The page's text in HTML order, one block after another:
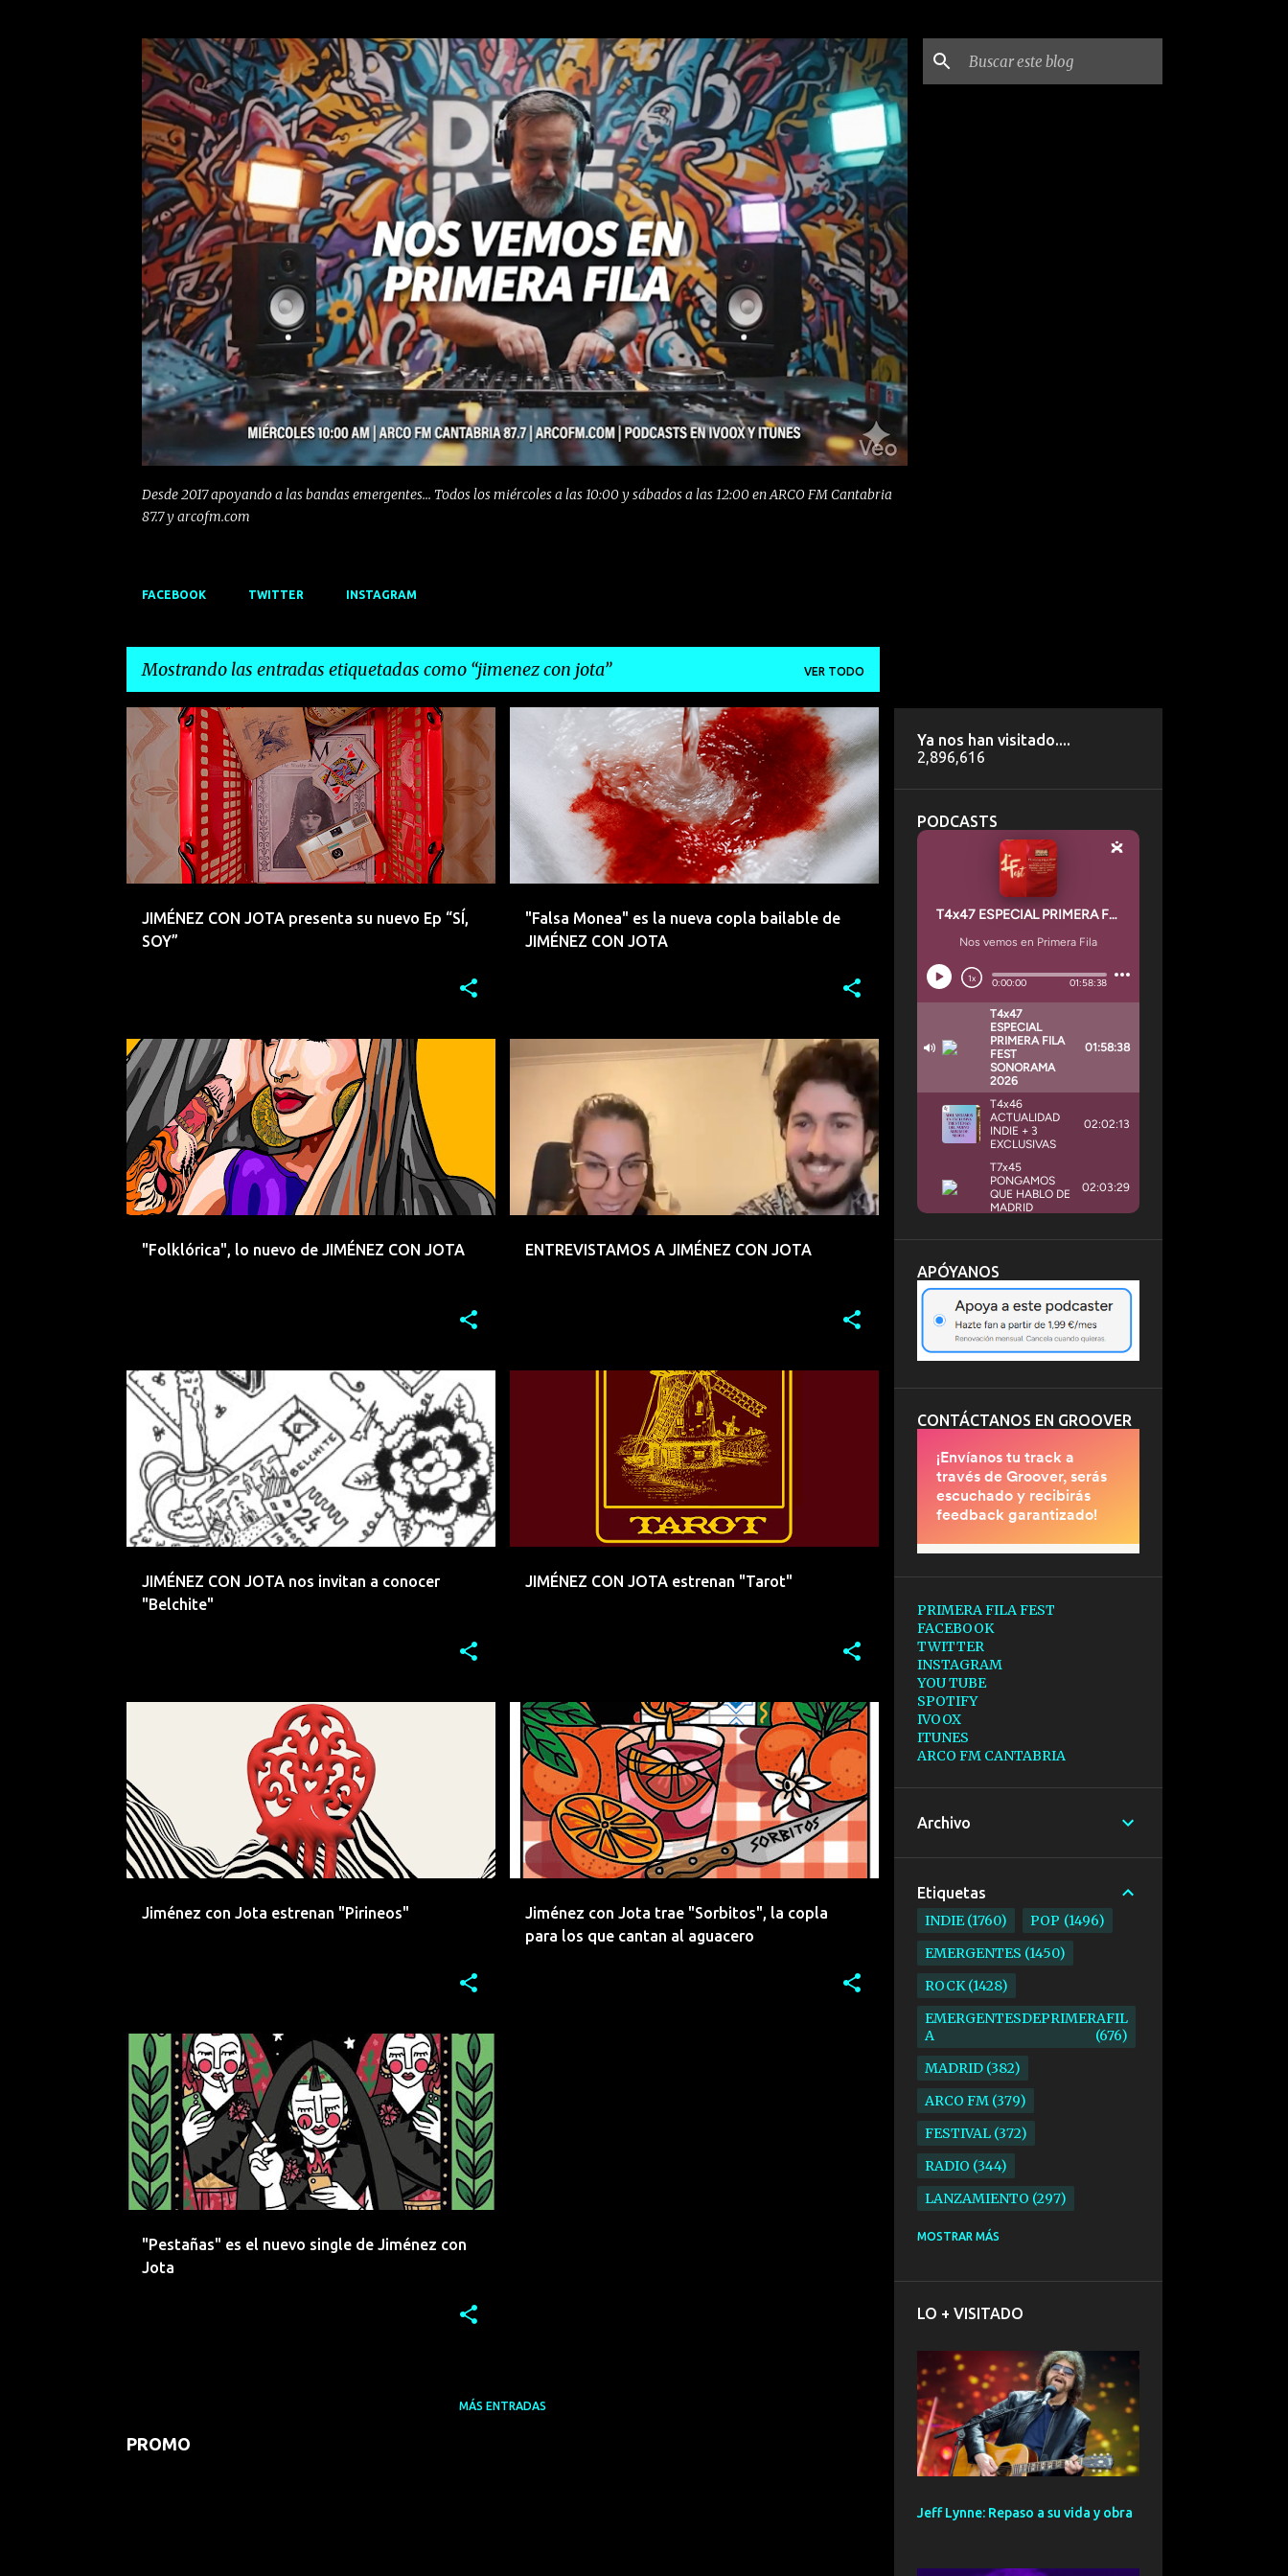
Desde 2017 apoyando a las bandas emergentes... Todos los miércoles a las 10:00 y sábados a las 12:00 en ARCO FM Cantabria
87.7 y arcofm.com
FACEBOOK TWITTER INSTAGRAM
Mostrando las entradas etiquetadas como jimenez con jota VER TODO
E
n
t
r
a
d
JIMÉNEZ CON JOTA presenta su nuevo Ep “SÍ,
SOY”
CANTABRIA COPLA ELECTROINDIE 7
"Falsa Monea" es la nueva copla bailable de
JIMÉNEZ CON JOTA
CANTABRIA COPLA ELECTRONICA +7
"Folklórica", lo nuevo de JIMÉNEZ CON JOTA
CANTABRIA COPLA ELECTRONICA
ENTREVISTAMOS A JIMÉNEZ CON JOTA
JIMÉNEZ CON JOTA nos invitan a conocer
"Belchite"
CANTABRIA ELECTRONICA +3
JIMÉNEZ CON JOTA estrenan "Tarot"
ELECTRONICA
Jiménez con Jota estrenan "Pirineos"
EMERGENTES
Jiménez con Jota trae "Sorbitos", la copla
para los que cantan al aguacero
COPLA EMERGENTES +3
"Pestañas" es el nuevo single de Jiménez con
Jota
COPLA ELECTROPOP EMERGENTES +3
MÁS ENTRADAS
PROMO
Ya nos han visitado....
2,896,616
PODCASTS
APÓYANOS
CONTÁCTANOS EN GROOVER
PRIMERA FILA FEST
FACEBOOK
TWITTER
INSTAGRAM
YOU TUBE
SPOTIFY
IVOOX
ITUNES
ARCO FM CANTABRIA
Archivo
Etiquetas
INDIE 1760 POP 1496
EMERGENTES 1450
ROCK 1428
EMERGENTESDEPRIMERAFIL
A
676
MADRID 382
ARCO FM 379
FESTIVAL 372
RADIO 344
LANZAMIENTO 297
ELECTRONICA
BARCELONA 191
ELECTROINDIE 189
PRIMERA FILA FEST
188
ELECTROPOP 185
PUNK
MOSTRAR MÁS
LO + VISITADO
Jeff Lynne: Repaso a su vida y obra